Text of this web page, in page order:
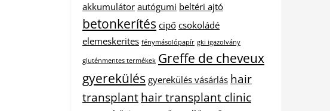
akkumulátor autógumi beltéri ajtó
betonkerítés cipő csokoládé
elemeskerites fénymásolópapír gki igazolvány
gluténmentes termékek Greffe de cheveux
gyerekülés gyerekülés vásárlás hair
transplant hair transplant clinic